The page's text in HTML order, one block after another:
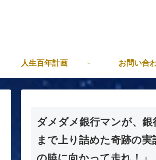
人生百年計画 お問い合
ダメダメ銀行マンが、銀
まで上り詰めた奇跡の実